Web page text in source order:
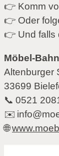
👉 Komm
👉 Oder
👉 Und falls
Möbel-
Altenburger
33699
📞 0521
✉️
🌐